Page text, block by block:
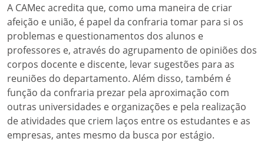
A CAMec acredita que, como uma maneira de criar
afeição e união, é papel da confraria tomar para si os
problemas e questionamentos dos alunos e
professores e, através do agrupamento de opiniões dos
corpos docente e discente, levar sugestões para as
reuniões do departamento. Além disso, também é
função da confraria prezar pela aproximação com
outras universidades e organizações e pela realização
de atividades que criem laços entre os estudantes e as
empresas, antes mesmo da busca por estágio.